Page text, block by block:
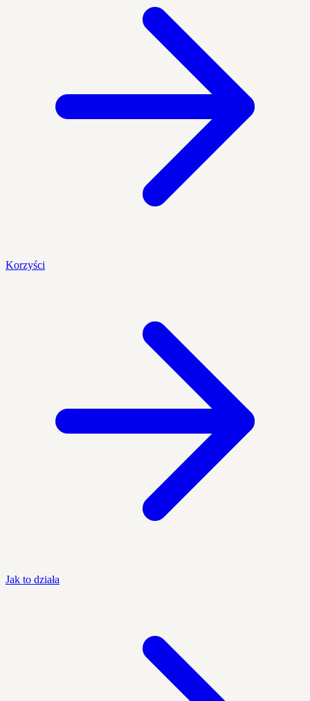
Korzyści
Jak to działa